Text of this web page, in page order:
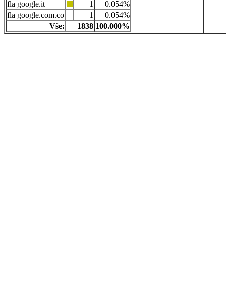
google.it 1
0.054%
google.com.co
1
0.054%
Vše:
1838 100.000%